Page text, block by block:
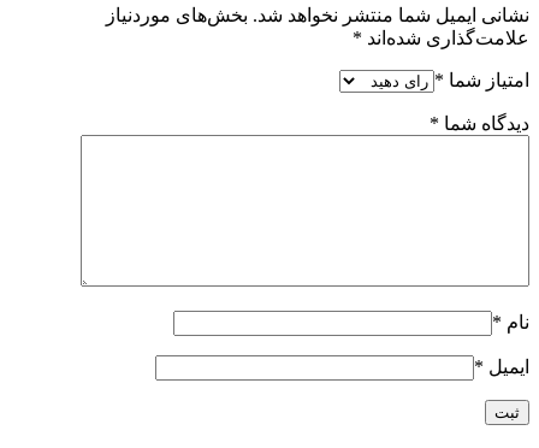
نشانی ایمیل شما منتشر نخواهد شد. بخش‌های موردنیاز
علامت‌گذاری شده‌اند *
امتیاز شما *
دیدگاه شما *
نام *
ایمیل *